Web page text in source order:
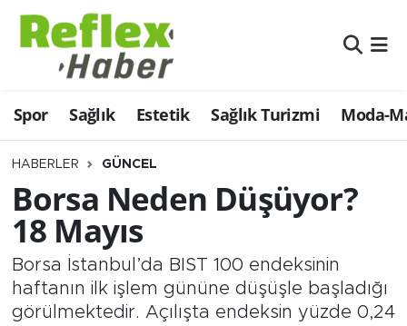
Spor Sağlık Estetik Sağlık Turizmi Moda-
HABERLER GÜNCEL
Borsa Neden Düşüyor?
18 Mayıs
Borsa İstanbul’da BIST 100 endeksinin
haftanın ilk işlem gününe düşüşle başladığı
görülmektedir. Açılışta endeksin yüzde 0,24
Eğitim
Estetik
Firmalardan
Güncel
İş ve Ekonomi
Moda-Magazin-Eğlence
Nöbetçi Eczaneler
Hava Durumu
Namaz Vakitleri
Trafik Durumu
Şampiyonlar Ligi Puan Durumu ve Fikstür
Tüm Manşetler